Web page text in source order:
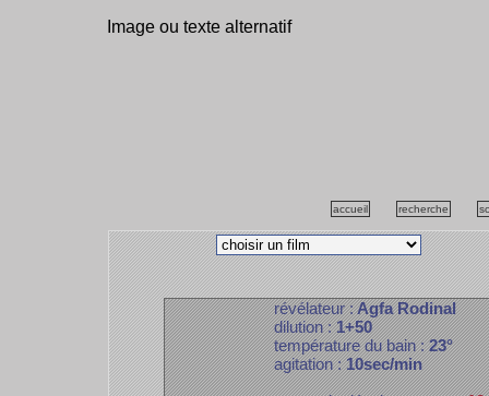
Image ou texte alternatif
accueil recherche
révélateur :Agfa Rodinal
dilution :1+50
température du bain :23°
agitation :10sec/min